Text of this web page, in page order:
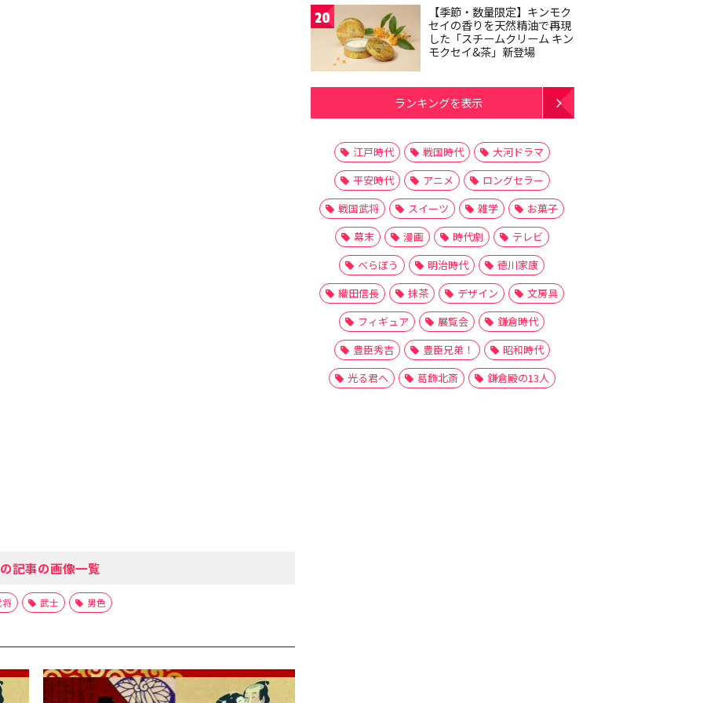
記事の画像一覧
将 武士 男色
20
【季節・数量限定】キンモク
セイの香りを天然精油で再現
した「スチームクリーム キン
モクセイ&茶」新登場
ランキングを表示
江戸時代 戦国時代
大河ドラマ
平安時代
アニメ
ロングセラー
戦国武将
スイーツ 雑学
お菓子
幕末
漫画 時代劇
テレビ
べらぼう
明治時代
徳川家康
織田信長
抹茶 デザイン
文房具
フィギュア
展覧会
鎌倉時代
豊臣秀吉
豊臣兄弟！
昭和時代
光る君へ
葛飾北斎 鎌倉殿の13人